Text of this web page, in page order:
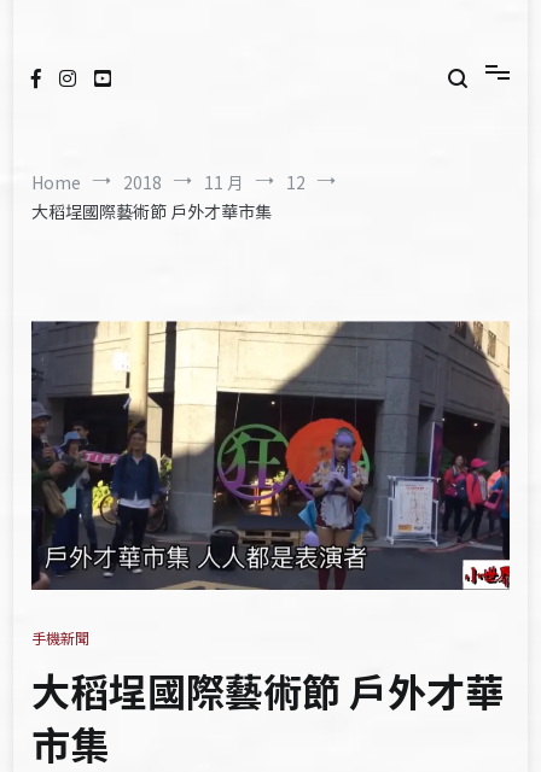
Home 2018 11 月
12
大稻埕國際藝術節 戶外才華市集
手機新聞
大稻埕國際藝術節 戶外才華
市集